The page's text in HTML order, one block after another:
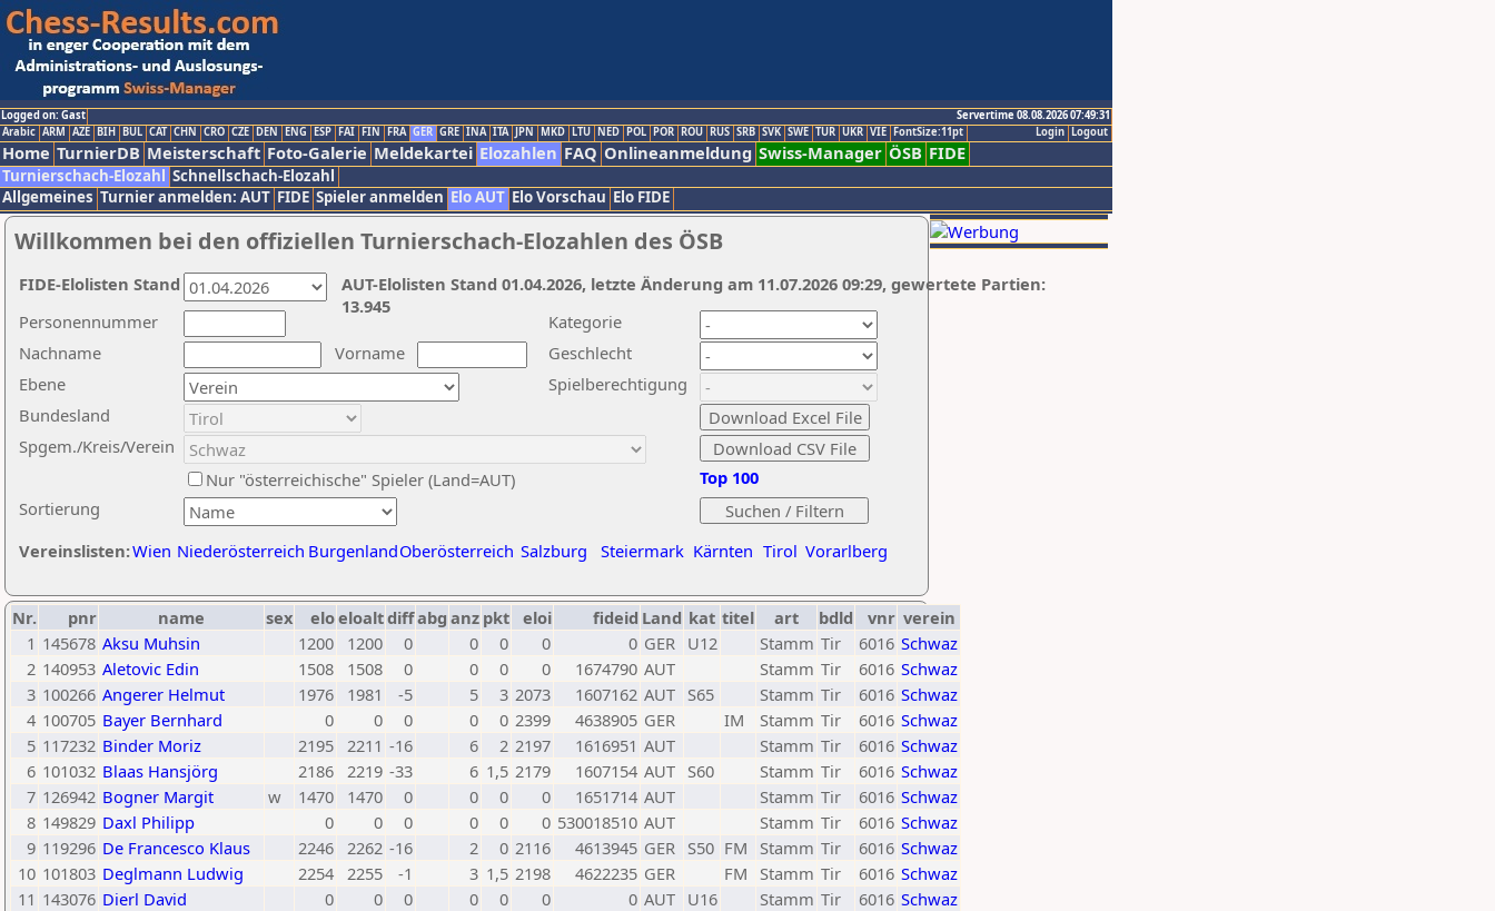
Logged on: Gast
Servertime 08.08.2026 07:49:31
Logout
Login
Arabic ARM AZE BIH BUL CAT CHN CRO CZE DEN ENG ESP FAI FIN FRA GER GRE INA ITA JPN MKD LTU NED POL POR ROU RUS SRB SVK SWE TUR UKR VIE FontSize:11pt
Home TurnierDB Meisterschaft Foto-Galerie Meldekartei Elozahlen FAQ Onlineanmeldung Swiss-Manager ÖSB FIDE
Turnierschach-Elozahl Schnellschach-Elozahl
Allgemeines Turnier anmelden: AUT FIDE Spieler anmelden Elo AUT Elo Vorschau Elo FIDE
Willkommen bei den offiziellen Turnierschach-Elozahlen des ÖSB
Nachname
Vorname
Ebene
Kategorie
Sortierung
Personennummer
Bundesland
Spgem./Kreis/Verein
Geschlecht
Nur "österreichische" Spieler (Land=AUT)
Spielberechtigung
Vereinslisten:Wien Niederösterreich BurgenlandOberösterreich Salzburg Steiermark Kärnten Tirol Vorarlberg
Top 100
AUT-Elolisten Stand 01.04.2026, letzte Änderung am 11.07.2026 09:29, gewertete Partien:
13.945
FIDE-Elolisten Stand
Nr. pnr name sex eloeloaltdiffabg anz pkt eloi fideid Land kat titel art bdld vnr verein
1 145678 Aksu Muhsin 1200 1200 0 0 0 0 0 GER U12 Stamm Tir 6016 Schwaz
2 140953 Aletovic Edin 1508 1508 0 0 0 0 1674790 AUT Stamm Tir 6016 Schwaz
3 100266 Angerer Helmut 1976 1981 -5 5 3 2073 1607162 AUT S65 Stamm Tir 6016 Schwaz
4 100705 Bayer Bernhard 0 0 0 0 0 2399 4638905 GER IM Stamm Tir 6016 Schwaz
5 117232 Binder Moriz 2195 2211 -16 6 2 2197 1616951 AUT Stamm Tir 6016 Schwaz
6 101032 Blaas Hansjörg 2186 2219 -33 6 1,5 2179 1607154 AUT S60 Stamm Tir 6016 Schwaz
7 126942 Bogner Margit w 1470 1470 0 0 0 0 1651714 AUT Stamm Tir 6016 Schwaz
8 149829 Daxl Philipp 0 0 0 0 0 0 530018510 AUT Stamm Tir 6016 Schwaz
9 119296 De Francesco Klaus 2246 2262 -16 2 0 2116 4613945 GER S50 FM Stamm Tir 6016 Schwaz
10 101803 Deglmann Ludwig 2254 2255 -1 3 1,5 2198 4622235 GER FM Stamm Tir 6016 Schwaz
11 143076 Dierl David 0 0 0 0 0 0 0 AUT U16 Stamm Tir 6016 Schwaz